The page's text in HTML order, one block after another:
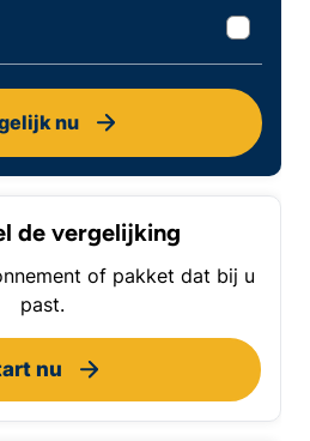
nu
de vergelijking
of pakket dat bij u
past.
nu